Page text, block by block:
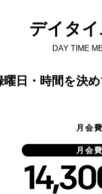
デイタ
DAY TIME
曜日・時間を決
月会費
月会費